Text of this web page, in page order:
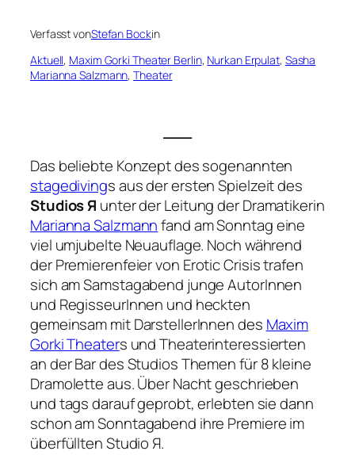
Verfasst vonStefan Bockin
Aktuell, Maxim Gorki Theater Berlin, Nurkan Erpulat, Sasha
Marianna Salzmann, Theater
Das beliebte Konzept des sogenannten
stagedivings aus der ersten Spielzeit des
Studios Я unter der Leitung der Dramatikerin
Marianna Salzmannfand am Sonntag eine
viel umjubelte Neuauflage. Noch während
der Premierenfeier von Erotic Crisistrafen
sich am Samstagabend junge AutorInnen
und RegisseurInnen und heckten
gemeinsam mit DarstellerInnen des Maxim
Gorki Theaters und Theaterinteressierten
an der Bar des Studios Themen für 8 kleine
Dramolette aus. Über Nacht geschrieben
und tags darauf geprobt, erlebten sie dann
schon am Sonntagabend ihre Premiere im
überfüllten Studio Я.